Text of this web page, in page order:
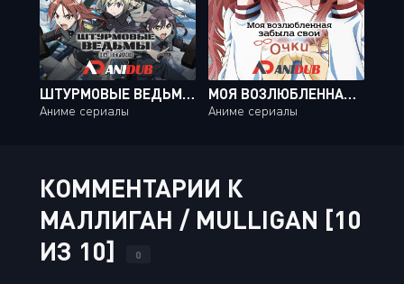
ШТУРМОВЫЕ ВЕДЬМЫ: НА БЕРЛИН / STRIKE WITCHES: ROAD TO BERLIN [12 ИЗ 12]
Аниме сериалы
МОЯ ВОЗЛЮБЛЕННАЯ ЗАБЫЛА СВОИ ОЧКИ / SUKI NA KO GA MEGANE WO WASURETA [13 ИЗ 13]
Аниме сериалы
КОММЕНТАРИИ К
МАЛЛИГАН / MULLIGAN [10
ИЗ 10]
0